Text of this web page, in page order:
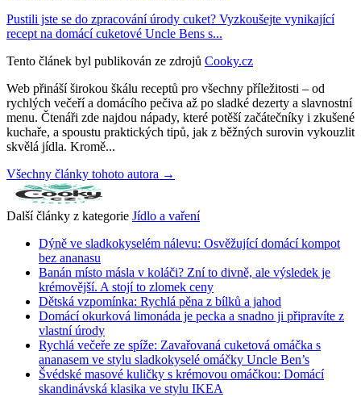
Pustili jste se do zpracování úrody cuket? Vyzkoušejte vynikající
recept na domácí cuketové Uncle Bens s...
Tento článek byl publikován ze zdrojů Cooky.cz
Web přináší širokou škálu receptů pro všechny příležitosti – od
rychlých večeří a domácího pečiva až po sladké dezerty a slavnostní
menu. Čtenáři zde najdou nápady, které potěší začátečníky i zkušené
kuchaře, a spoustu praktických tipů, jak z běžných surovin vykouzlit
skvělá jídla. Kromě...
Všechny články tohoto autora →
Další články z kategorie Jídlo a vaření
Dýně ve sladkokyselém nálevu: Osvěžující domácí kompot
bez ananasu
Banán místo másla v koláči? Zní to divně, ale výsledek je
krémovější. A stojí to zlomek ceny
Dětská vzpomínka: Rychlá pěna z bílků a jahod
Domácí okurková limonáda je pecka a snadno ji připravíte z
vlastní úrody
Rychlá večeře ze spíže: Zavařovaná cuketová omáčka s
ananasem ve stylu sladkokyselé omáčky Uncle Ben’s
Švédské masové kuličky s krémovou omáčkou: Domácí
skandinávská klasika ve stylu IKEA